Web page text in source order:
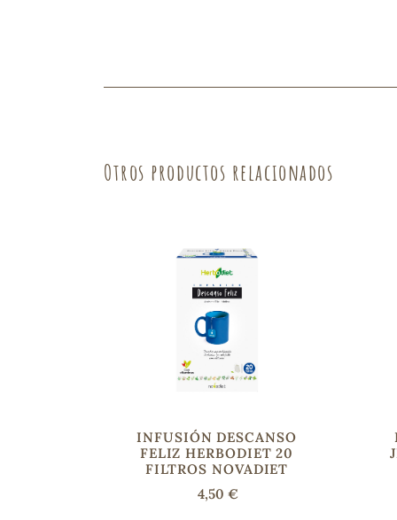
Otros productos relacionados
INFUSIÓN DESCANSO
FELIZ HERBODIET 20
FILTROS NOVADIET
4,50 €